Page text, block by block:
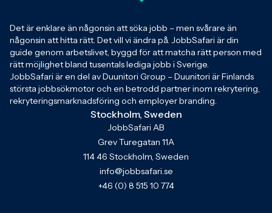
Det är enklare än någonsin att söka jobb – men svårare än
någonsin att hitta rätt. Det vill vi ändra på. JobbSafari är din
guide genom arbetslivet, byggd för att matcha rätt person med
rätt möjlighet bland tusentals lediga jobb i Sverige.
JobbSafari är en del av Duunitori Group – Duunitori är Finlands
största jobbsökmotor och en betrodd partner inom rekrytering,
rekryteringsmarknadsföring och employer branding.
Stockholm, Sweden
JobbSafari AB
Grev Turegatan 11A
114 46 Stockholm, Sweden
info@jobbsafari.se
+46 (0) 8 515 10 774